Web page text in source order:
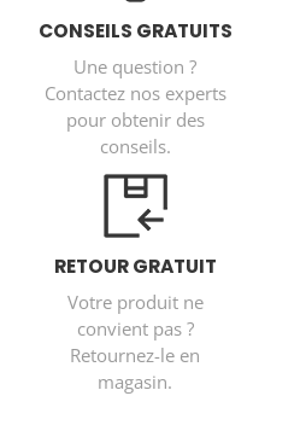
CONSEILS GRATUITS
Une question ?
Contactez nos experts
pour obtenir des
conseils.
RETOUR GRATUIT
Votre produit ne
convient pas ?
Retournez-le en
magasin.